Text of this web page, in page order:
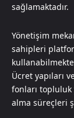
sağlamaktadır.
Yönetişim
sahipleri
Ücret yapıları
fonları topluluk
alma süreçleri